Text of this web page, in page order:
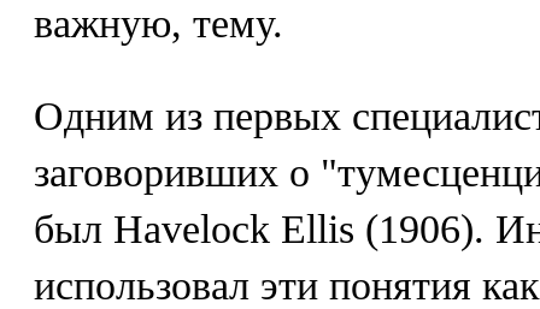
важную, тему.
Одним из первых
заговоривших о
был Havelock Ellis (1906).
использовал эти понятия